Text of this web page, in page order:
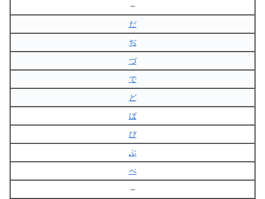
–
だ
ぢ
づ
で
ど
ば
び
ぶ
べ
–